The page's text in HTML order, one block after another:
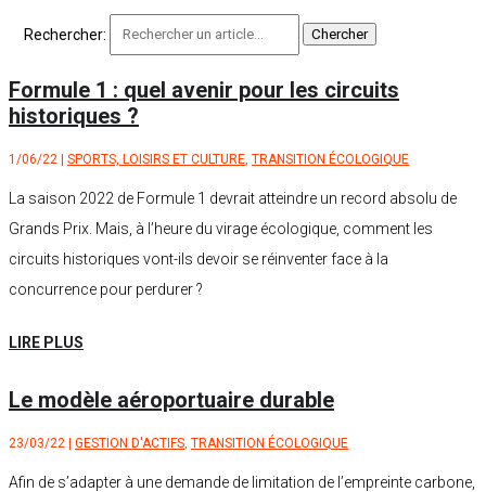
Rechercher:
Formule 1 : quel avenir pour les circuits
historiques ?
1/06/22 | SPORTS, LOISIRS ET CULTURE TRANSITION ÉCOLOGIQUE
La saison 2022 de Formule 1 devrait atteindre un record absolu de
Grands Prix. Mais, à l’heure du virage écologique, comment les
circuits historiques vont-ils devoir se réinventer face à la
concurrence pour perdurer ?
LIRE PLUS
Le modèle aéroportuaire durable
23/03/22 | GESTION D'ACTIFS TRANSITION ÉCOLOGIQUE
Afin de s’adapter à une demande de limitation de l’empreinte carbone,